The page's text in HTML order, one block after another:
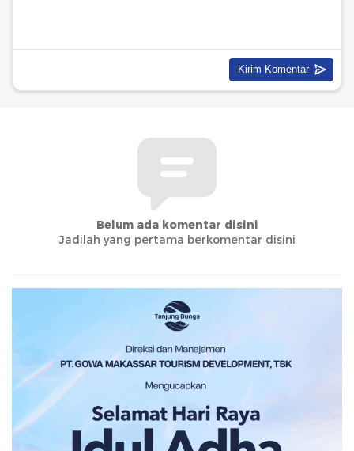
Belum ada komentar disini
Jadilah yang pertama berkomentar disini